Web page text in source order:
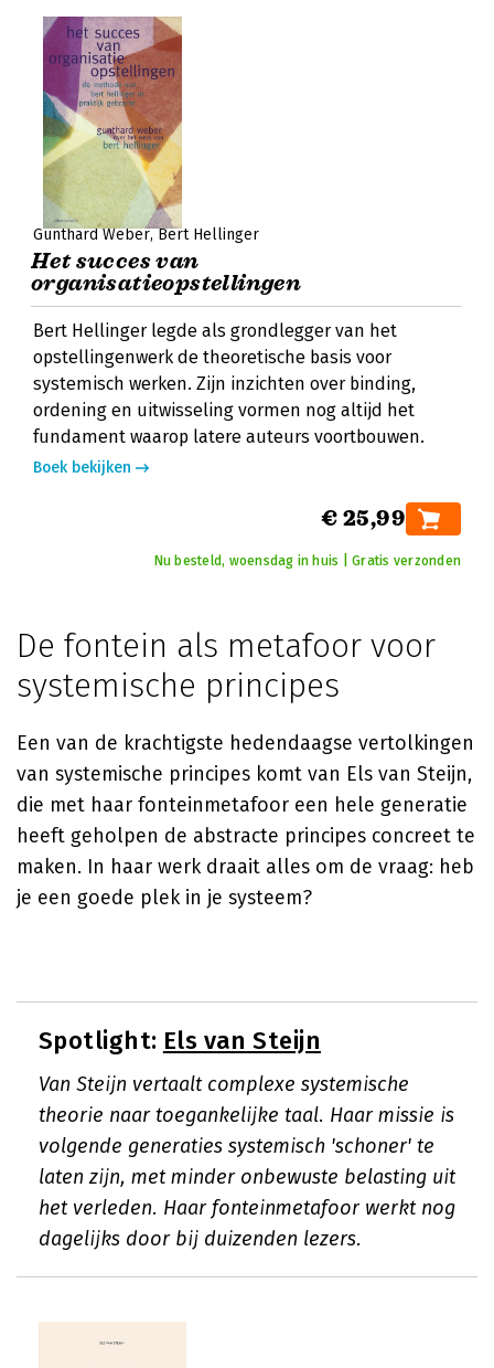
Gunthard Weber Bert Hellinger
Het succes van
organisatieopstellingen
Bert Hellinger legde als grondlegger van het
opstellingenwerk de theoretische basis voor
systemisch werken. Zijn inzichten over binding,
ordening en uitwisseling vormen nog altijd het
fundament waarop latere auteurs voortbouwen.
Boek bekijken
€ 25,99
Nu besteld, woensdag in huis | Gratis verzonden
De fontein als metafoor voor
systemische principes
Een van de krachtigste hedendaagse vertolkingen
van systemische principes komt van Els van Steijn,
die met haar fonteinmetafoor een hele generatie
heeft geholpen de abstracte principes concreet te
maken. In haar werk draait alles om de vraag: heb
je een goede plek in je systeem?
Spotlight: Els van Steijn
Van Steijn vertaalt complexe systemische
theorie naar toegankelijke taal. Haar missie is
volgende generaties systemisch 'schoner' te
laten zijn, met minder onbewuste belasting uit
het verleden. Haar fonteinmetafoor werkt nog
dagelijks door bij duizenden lezers.